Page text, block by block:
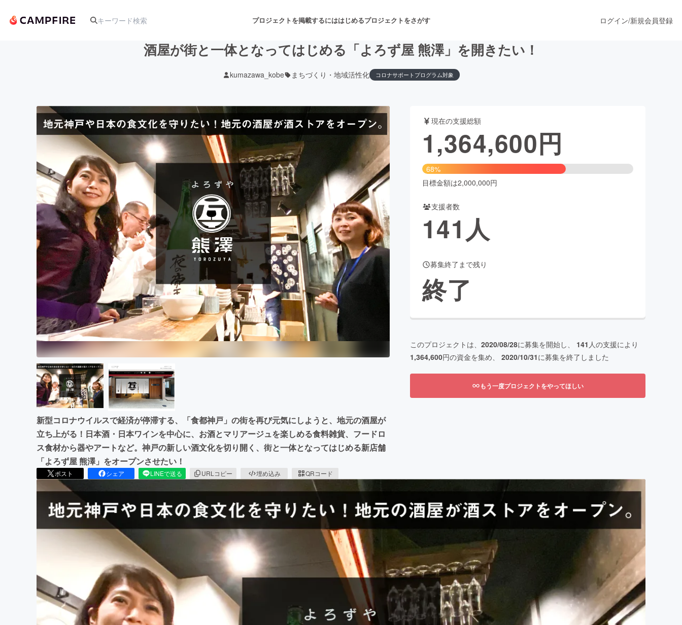
プロジェクトを掲載するにははじめるプロジェクトをさがす
アート・写真 音楽 舞台・パフォーマンス
テクノロジー・ガジェット ゲーム・サービス開発 フード・飲食店 ファッション
映像・映画 書籍・雑誌出版 アニメ・漫画
ビジネス・起業 チャレンジ ビューティー・ヘルスケア
まちづくり・地域活性化
CAMPFIRE for Social GoodCAMPFIRE Creation
CAMPFIREふるさと納税machi-ya
ログイン/新規会員登録
酒屋が街と一体となってはじめる「よろず屋 熊澤」を開きたい！
kumazawa_kobe まちづくり・地域活性化 コロナサポートプログラム対象
新型コロナウイルスで経済が停滞する、「食都神戸」の街を再び元気にしようと、地元の酒屋が
立ち上がる！日本酒・日本ワインを中心に、お酒とマリアージュを楽しめる食料雑貨、フードロ
ス食材から器やアートなど。神戸の新しい酒文化を切り開く、街と一体となってはじめる新店舗
「よろず屋 熊澤」をオープンさせたい！
ポスト シェア LINEで送る URLコピー 埋め込み QRコード
現在の支援総額
1,364,600円
68%
目標金額は2,000,000円
支援者数
141人
募集終了まで残り
終了
このプロジェクトは、 2020/08/28に募集を開始し、 141 人の支援により
1,364,600円の資金を集め、 2020/10/31に募集を終了しました
もう一度プロジェクトをやってほしい